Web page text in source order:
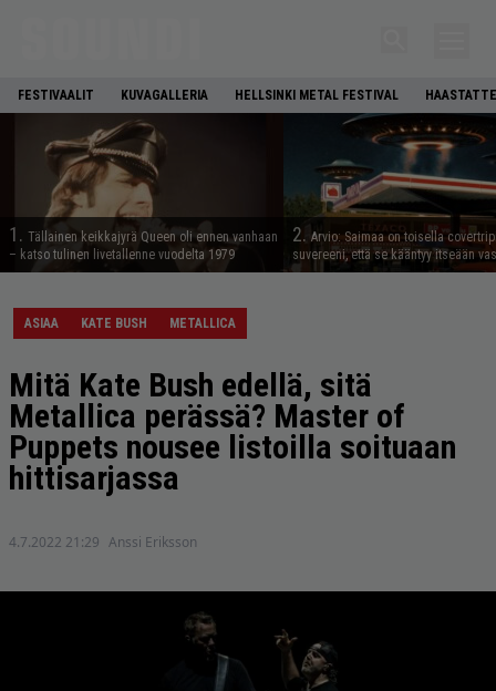
FESTIVAALIT KUVAGALLERIA HELLSINKI METAL FESTIVAL
1. Tällainen keikkajyrä Queen oli ennen vanhaan
– katso tulinen livetallenne vuodelta 1979
2. Arvio: Saimaa on toisella
suvereeni, että se kääntyy itseään
ASIAA KATE BUSH METALLICA
Mitä Kate Bush edellä, sitä
Metallica perässä? Master of
Puppets nousee listoilla soituaan
hittisarjassa
4.7.2022 21:29 Anssi Eriksson